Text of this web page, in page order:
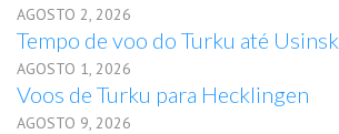
AGOSTO 2, 2026
Tempo de voo do Turku até Usinsk
AGOSTO 1, 2026
Voos de Turku para Hecklingen
AGOSTO 9, 2026